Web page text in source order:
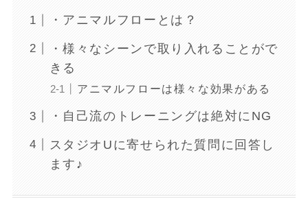
・アニマルフローとは？
・様々なシーンで取り入れることがで
きる
アニマルフローは様々な効果がある
・自己流のトレーニングは絶対にNG
スタジオUに寄せられた質問に回答し
ます♪